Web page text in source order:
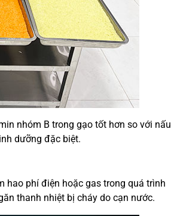
nhóm B trong gạo tốt hơn so với nấu
dưỡng đặc biệt.
hao phí điện hoặc gas trong quá trình
thanh nhiệt bị cháy do cạn nước.